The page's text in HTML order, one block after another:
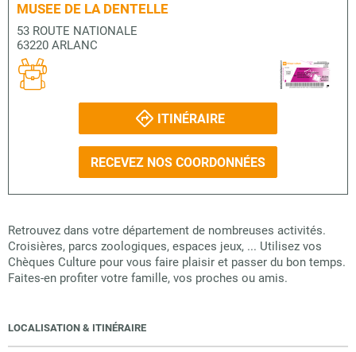
MUSEE DE LA DENTELLE
53 ROUTE NATIONALE
63220 ARLANC
ITINÉRAIRE
RECEVEZ NOS COORDONNÉES
Retrouvez dans votre département de nombreuses activités.
Croisières, parcs zoologiques, espaces jeux, ... Utilisez vos
Chèques Culture pour vous faire plaisir et passer du bon temps.
Faites-en profiter votre famille, vos proches ou amis.
LOCALISATION & ITINÉRAIRE